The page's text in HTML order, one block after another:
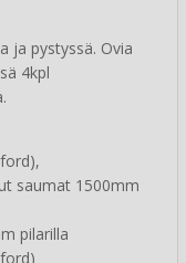
ja pystyssä. Ovia
4kpl
saumat 1500mm
pilarilla